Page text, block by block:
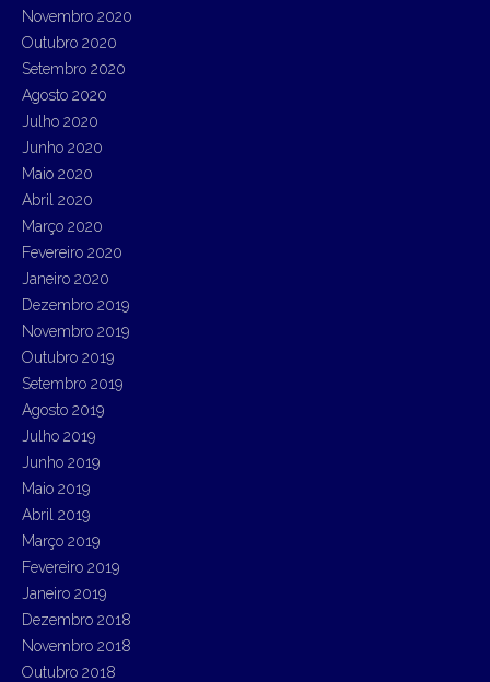
Novembro 2020
Outubro 2020
Setembro 2020
Agosto 2020
Julho 2020
Junho 2020
Maio 2020
Abril 2020
Março 2020
Fevereiro 2020
Janeiro 2020
Dezembro 2019
Novembro 2019
Outubro 2019
Setembro 2019
Agosto 2019
Julho 2019
Junho 2019
Maio 2019
Abril 2019
Março 2019
Fevereiro 2019
Janeiro 2019
Dezembro 2018
Novembro 2018
Outubro 2018